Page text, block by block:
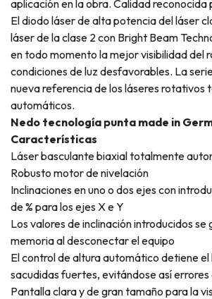
aplicación en la obra. Calidad reconocida
El diodo láser de alta potencia del láser
láser de la clase 2 con Bright Beam
en todo momento la mejor visibilidad del
condiciones de luz desfavorables. La
nueva referencia de los láseres rotativos
automáticos.
Nedo tecnología punta made in
Características
Láser basculante biaxial totalmente
Robusto motor de nivelación
Inclinaciones en uno o dos ejes con
de % para los ejes X e Y
Los valores de inclinación introducidos se
memoria al desconectar el equipo
El control de altura automático detiene el
sacudidas fuertes, evitándose así
Pantalla clara y de gran tamaño para la